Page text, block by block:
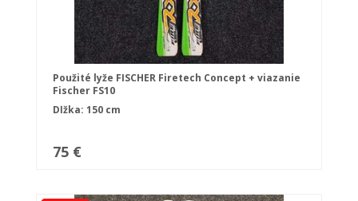
Použité lyže FISCHER Firetech Concept + viazanie
Fischer FS10
Dĺžka: 150 cm
75 €